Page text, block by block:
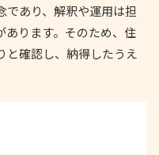
あり、解釈や運用は担
あります。そのため、住
と確認し、納得したうえ